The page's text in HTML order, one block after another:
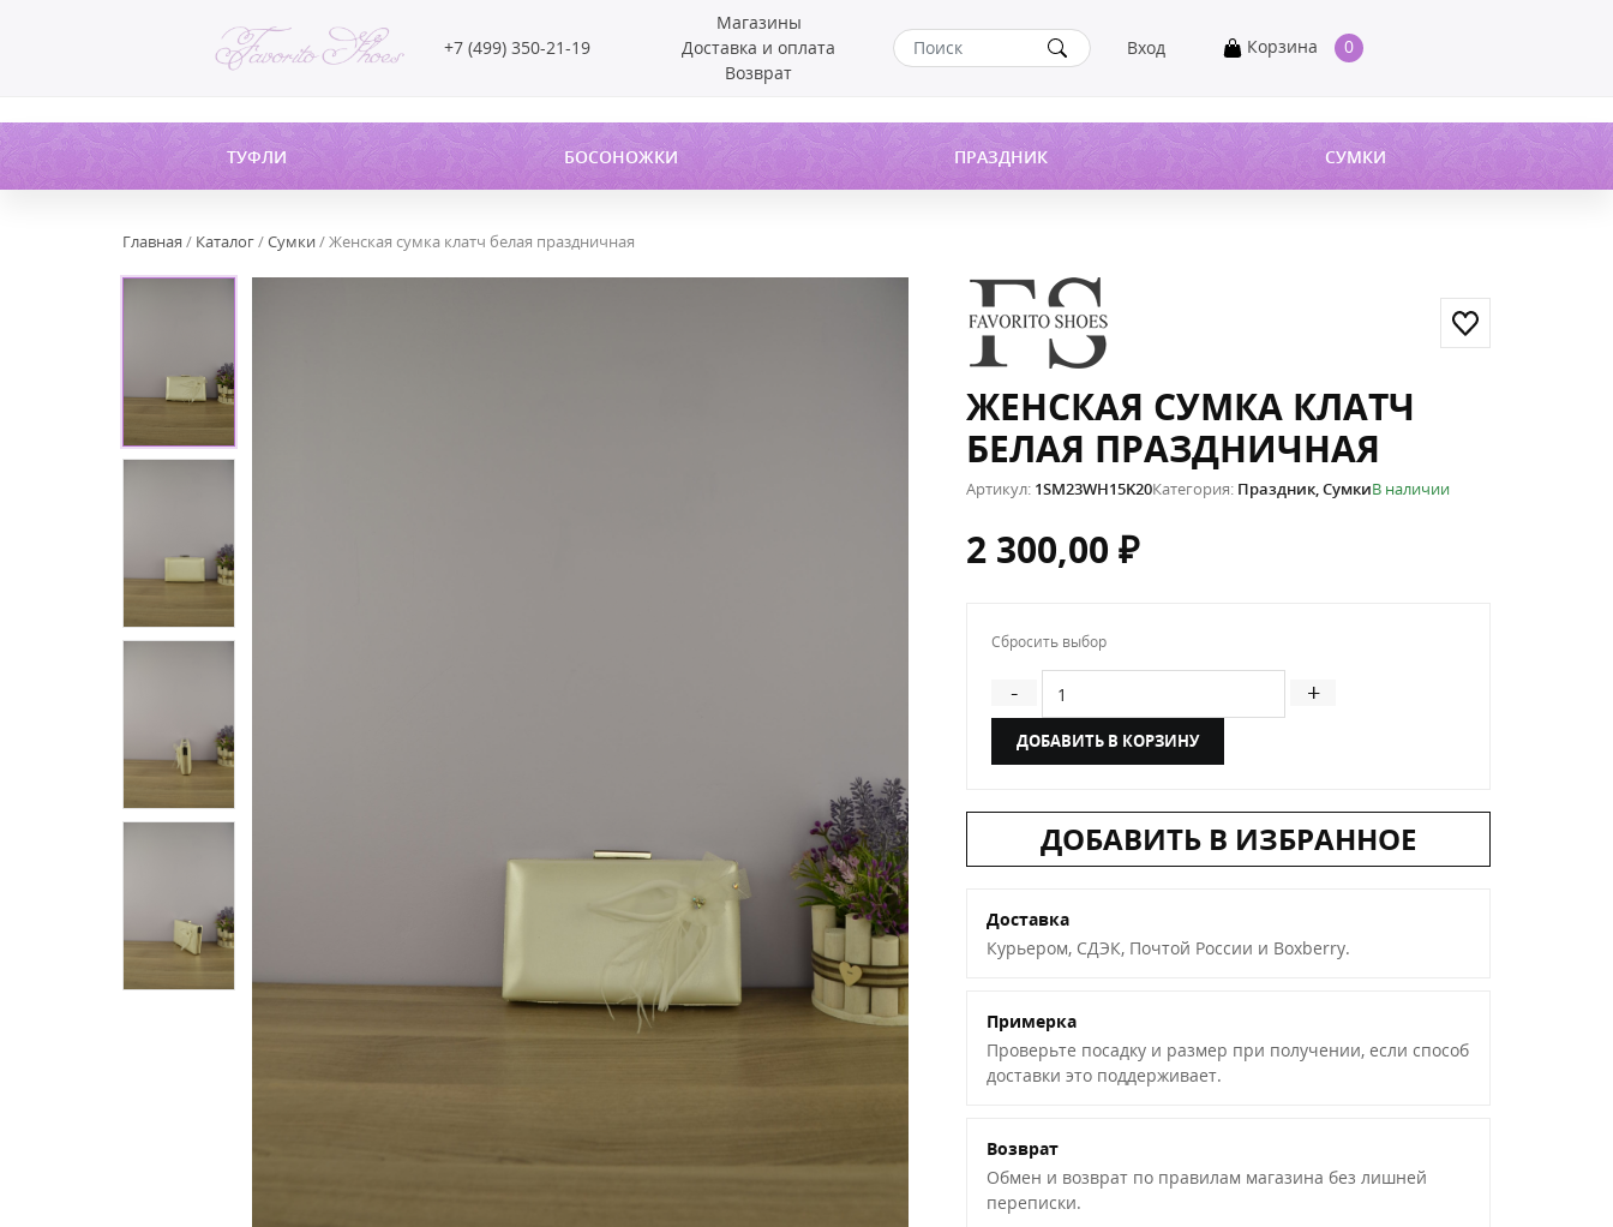
+7 (499) 350-21-19
Магазины
Доставка и оплата
Возврат
Вход Корзина 0
ТУФЛИ БОСОНОЖКИ ПРАЗДНИК СУМКИ
Главная / Каталог/Сумки / Женская сумка клатч белая праздничная
ЖЕНСКАЯ СУМКА КЛАТЧ
БЕЛАЯ ПРАЗДНИЧНАЯ
Артикул: 1SM23WH15K20Категория: Праздник,СумкиВ наличии
2 300,00₽
Сбросить выбор
- Количество товара Женская сумка клатч белая праздничная
+
ДОБАВИТЬ В КОРЗИНУ
ДОБАВИТЬ В ИЗБРАННОЕ
Доставка
Курьером, СДЭК, Почтой России и Boxberry.
Примерка
Проверьте посадку и размер при получении, если способ
доставки это поддерживает.
Возврат
Обмен и возврат по правилам магазина без лишней
переписки.